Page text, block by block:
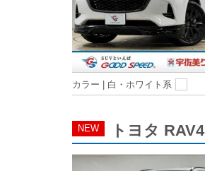
カラー | 白・ホワイト系
NEW トヨタ